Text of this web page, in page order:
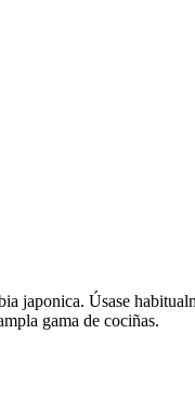
japonica. Úsase
gama de cociñas.